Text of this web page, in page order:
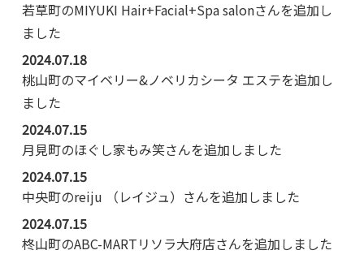
若草町のMIYUKI Hair+Facial+Spa salonさんを追加し
ました
2024.07.18
桃山町のマイベリー&ノベリカシータ エステを追加し
ました
2024.07.15
月見町のほぐし家もみ笑さんを追加しました
2024.07.15
中央町のreiju （レイジュ）さんを追加しました
2024.07.15
柊山町のABC-MARTリソラ大府店さんを追加しました